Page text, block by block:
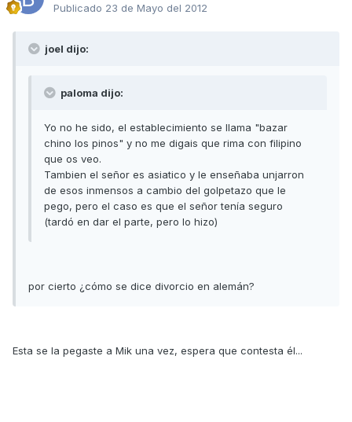
Publicado 23 de Mayo del 2012
joel dijo:
paloma dijo:
Yo no he sido, el establecimiento se llama "bazar
chino los pinos" y no me digais que rima con filipino
que os veo.
Tambien el señor es asiatico y le enseñaba unjarron
de esos inmensos a cambio del golpetazo que le
pego, pero el caso es que el señor tenía seguro
(tardó en dar el parte, pero lo hizo)
por cierto ¿cómo se dice divorcio en alemán?
Esta se la pegaste a Mik una vez, espera que contesta él...